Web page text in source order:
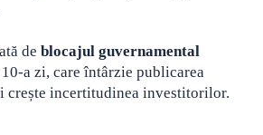
de blocajul guvernamental
a zi, care întârzie publicarea
crește incertitudinea investitorilor.